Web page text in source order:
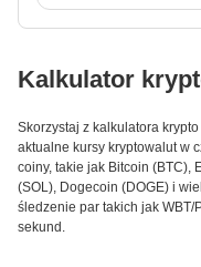
Kalkulator
Skorzystaj z kalkulatora
aktualne kursy kryptowalut w
coiny, takie jak Bitcoin (BTC),
(SOL), Dogecoin (DOGE) i
śledzenie par takich jak
sekund.